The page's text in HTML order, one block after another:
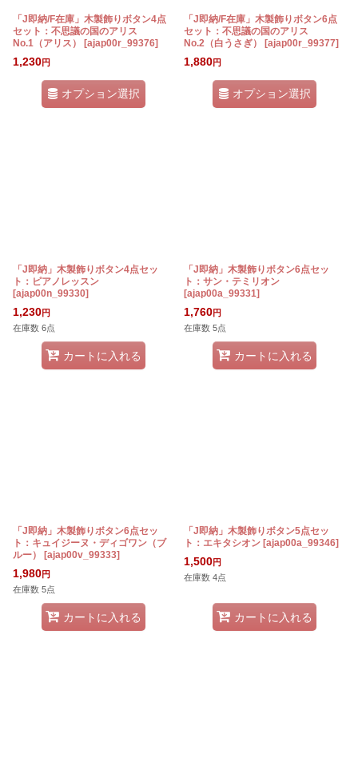
「J即納/F在庫」木製飾りボタン4点
セット：不思議の国のアリス
No.1（アリス）
[ajap00r_99376]
1,230円
オプション選択
「J即納/F在庫」木製飾りボタン6点
セット：不思議の国のアリス
No.2（白うさぎ）
[ajap00r_99377]
1,880円
オプション選択
「J即納」木製飾りボタン4点セッ
ト：ピアノレッスン
[ajap00n_99330]
1,230円
在庫数 6点
カートに入れる
「J即納」木製飾りボタン6点セッ
ト：サン・テミリオン
[ajap00a_99331]
1,760円
在庫数 5点
カートに入れる
「J即納」木製飾りボタン6点セッ
ト：キュイジーヌ・ディゴワン（ブ
ルー）
[ajap00v_99333]
1,980円
在庫数 5点
カートに入れる
「J即納」木製飾りボタン5点セッ
ト：エキタシオン [ajap00a_99346]
1,500円
在庫数 4点
カートに入れる